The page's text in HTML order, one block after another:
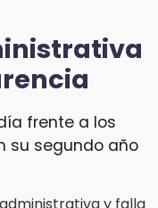
frente a los
su segundo año